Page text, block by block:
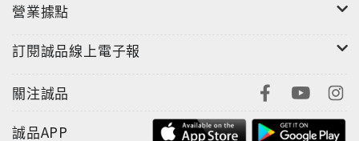
營業據點
訂閱誠品線上電子報
關注誠品
誠品APP